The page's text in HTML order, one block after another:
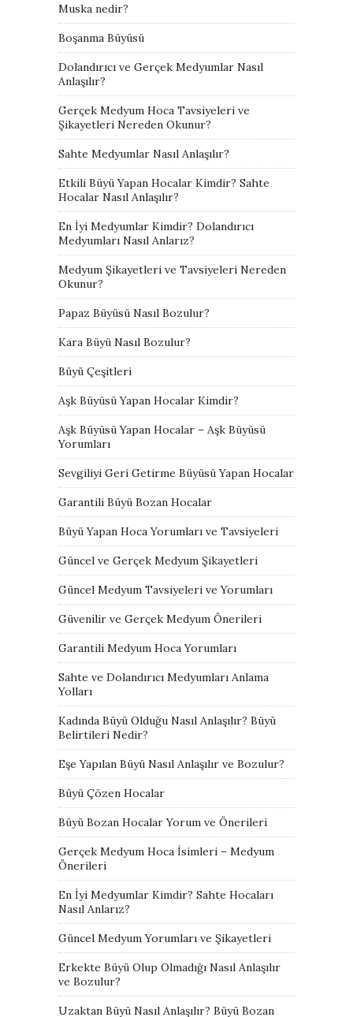
Muska nedir?
Boşanma Büyüsü
Dolandırıcı ve Gerçek Medyumlar Nasıl
Anlaşılır?
Gerçek Medyum Hoca Tavsiyeleri ve
Şikayetleri Nereden Okunur?
Sahte Medyumlar Nasıl Anlaşılır?
Etkili Büyü Yapan Hocalar Kimdir? Sahte
Hocalar Nasıl Anlaşılır?
En İyi Medyumlar Kimdir? Dolandırıcı
Medyumları Nasıl Anlarız?
Medyum Şikayetleri ve Tavsiyeleri Nereden
Okunur?
Papaz Büyüsü Nasıl Bozulur?
Kara Büyü Nasıl Bozulur?
Büyü Çeşitleri
Aşk Büyüsü Yapan Hocalar Kimdir?
Aşk Büyüsü Yapan Hocalar – Aşk Büyüsü
Yorumları
Sevgiliyi Geri Getirme Büyüsü Yapan Hocalar
Garantili Büyü Bozan Hocalar
Büyü Yapan Hoca Yorumları ve Tavsiyeleri
Güncel ve Gerçek Medyum Şikayetleri
Güncel Medyum Tavsiyeleri ve Yorumları
Güvenilir ve Gerçek Medyum Önerileri
Garantili Medyum Hoca Yorumları
Sahte ve Dolandırıcı Medyumları Anlama
Yolları
Kadında Büyü Olduğu Nasıl Anlaşılır? Büyü
Belirtileri Nedir?
Eşe Yapılan Büyü Nasıl Anlaşılır ve Bozulur?
Büyü Çözen Hocalar
Büyü Bozan Hocalar Yorum ve Önerileri
Gerçek Medyum Hoca İsimleri – Medyum
Önerileri
En İyi Medyumlar Kimdir? Sahte Hocaları
Nasıl Anlarız?
Güncel Medyum Yorumları ve Şikayetleri
Erkekte Büyü Olup Olmadığı Nasıl Anlaşılır
ve Bozulur?
Uzaktan Büyü Nasıl Anlaşılır? Büyü Bozan